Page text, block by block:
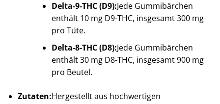
Delta-9-THC (D9):Jede Gummibärchen
enthält 10 mg D9-THC, insgesamt 300 mg
pro Tüte.​
Delta-8-THC (D8):Jede Gummibärchen
enthält 30 mg D8-THC, insgesamt 900 mg
pro Beutel.​
Zutaten:Hergestellt aus hochwertigen